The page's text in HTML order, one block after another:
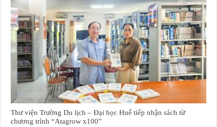
Thư viện Trường Du lịch – Đại học Huế tiếp nhận sách từ
chương trình “Atagrow x100”